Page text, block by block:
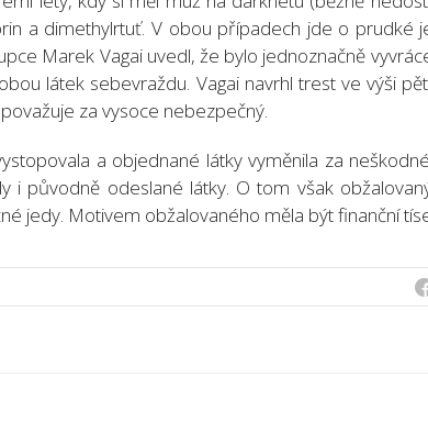
a dimethylrtuť. V obou případech jde o prudké
Marek Vagai uvedl, že bylo jednoznačně
látek sebevraždu. Vagai navrhl trest ve výši
za vysoce nebezpečný.
a objednané látky vyměnila za
i původně odeslané látky. O tom však
jedy. Motivem obžalovaného měla být finanční